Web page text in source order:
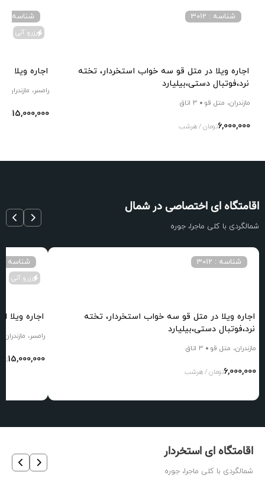
اجاره ویلا در متل قو سه خواب استخردار، تخته
نرد،فوتبال دستی،بیلیارد
شناسه : 3012
مازندران، متل قو 3 اتاق
6,000,000تومان / هرشب
اجاره ویلا
شناسه : 28657
رزرو آنی
رامسر، مازندران
15,000,000
اقامتگاه ای اختصاصی در شمال
شمالگردی با کلی ماجرا، جوره
اجاره ویلا در متل قو سه خواب استخردار، تخته
نرد،فوتبال دستی،بیلیارد
شناسه : 3012
مازندران، متل قو 3 اتاق
6,000,000تومان / هرشب
اجاره ویلا
شناسه : 28657
رزرو آنی
رامسر، مازندران
15,000,000
اقامتگاه ای استخردار
شمالگردی با کلی ماجرا، جوره